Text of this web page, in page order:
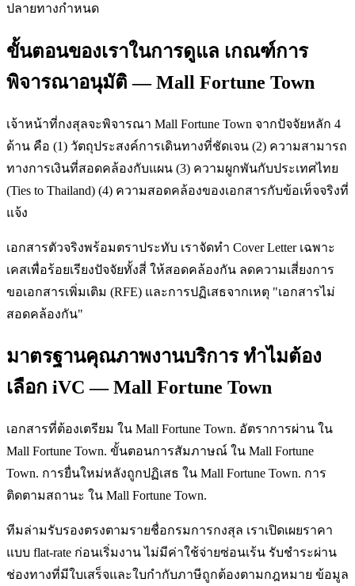
ปลายทางกำหนด
ขั้นตอนของเราในการดูแล เกณฑ์การ
พิจารณาอนุมัติ — Mall Fortune Town
เจ้าหน้าที่กงสุลจะพิจารณา Mall Fortune Town จากปัจจัยหลัก 4
ด้าน คือ (1) วัตถุประสงค์การเดินทางที่ชัดเจน (2) ความสามารถ
ทางการเงินที่สอดคล้องกับแผน (3) ความผูกพันกับประเทศไทย
(Ties to Thailand) (4) ความสอดคล้องของเอกสารกับข้อเท็จจริงที่
แจ้ง
เอกสารตัวจริงพร้อมตราประทับ เราจัดทำ Cover Letter เฉพาะ
เคสเพื่อร้อยเรียงปัจจัยทั้งสี่ ให้สอดคล้องกัน ลดความเสี่ยงการ
ขอเอกสารเพิ่มเติม (RFE) และการปฏิเสธจากเหตุ "เอกสารไม่
สอดคล้องกัน"
มาตรฐานคุณภาพงานบริการ ทำไมต้อง
เลือก iVC — Mall Fortune Town
เอกสารที่ต้องเตรียม ใน Mall Fortune Town. อัตราการผ่าน ใน
Mall Fortune Town. ขั้นตอนการสัมภาษณ์ ใน Mall Fortune
Town. การยื่นใหม่หลังถูกปฏิเสธ ใน Mall Fortune Town. การ
ติดตามสถานะ ใน Mall Fortune Town.
ทีมล่ามรับรองตรงตามรายชื่อกรมการกงสุล เราเปิดเผยราคา
แบบ flat-rate ก่อนเริ่มงาน ไม่มีค่าใช้จ่ายซ่อนเร้น รับชำระผ่าน
ช่องทางที่มีใบเสร็จและใบกำกับภาษีถูกต้องตามกฎหมาย ข้อมูล